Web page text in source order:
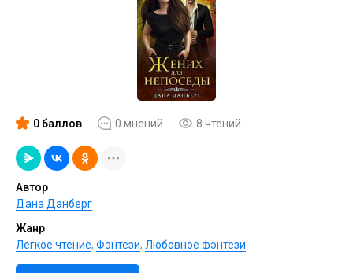
0 баллов 0 мнений 8 чтений
Автор
Дана Данберг
Жанр
Легкое чтение, Фэнтези, Любовное фэнтези